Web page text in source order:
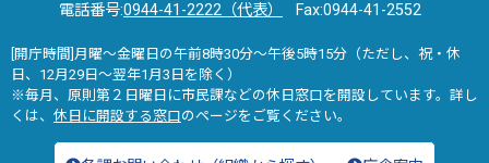
電話番号:0944-41-2222（代表） Fax:0944-41-2552
[開庁時間]月曜～金曜日の午前8時30分～午後5時15分（ただし、祝・休
日、12月29日～翌年1月3日を除く）
※毎月、原則第２日曜日に市民課などの休日窓口を開設しています。詳し
くは、 休日に開設する窓口のページをご覧ください。